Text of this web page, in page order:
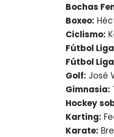
Bochas
Boxeo:
Ciclismo:
Fútbol
Fútbol
Golf: José
Gimnasia:
Hockey
Karting:
Karate: